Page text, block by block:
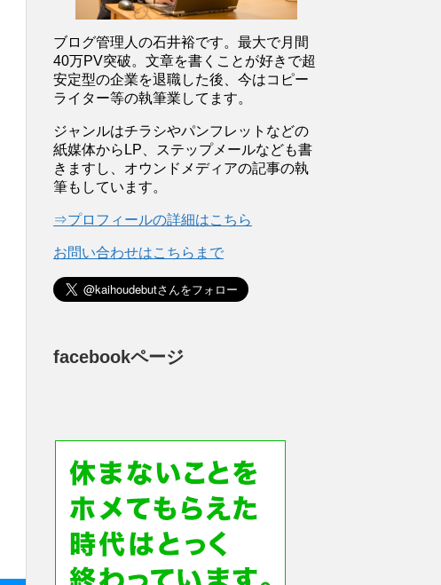
ブログ管理人の石井裕です。最大で月間
40万PV突破。文章を書くことが好きで超
安定型の企業を退職した後、今はコピー
ライター等の執筆業してます。
ジャンルはチラシやパンフレットなどの
紙媒体からLP、ステップメールなども書
きますし、オウンドメディアの記事の執
筆もしています。
⇒プロフィールの詳細はこちら
お問い合わせはこちらまで
facebookページ